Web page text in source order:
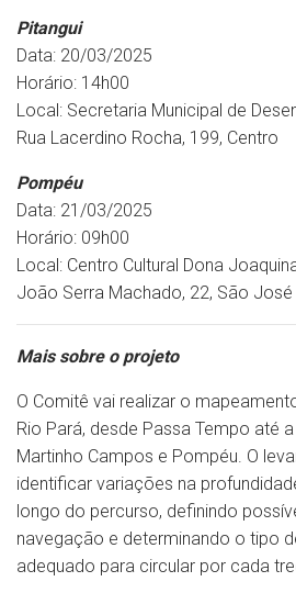
Pitangui
Data: 20/03/2025
Horário: 14h00
Local: Secretaria Municipal de
Rua Lacerdino Rocha, 199, Centro
Pompéu
Data: 21/03/2025
Horário: 09h00
Local: Centro Cultural Dona
João Serra Machado, 22, São José
Mais sobre o projeto
O Comitê vai realizar o
Rio Pará, desde Passa Tempo até
Martinho Campos e Pompéu. O
identificar variações na
longo do percurso, definindo
navegação e determinando o tipo
adequado para circular por cada